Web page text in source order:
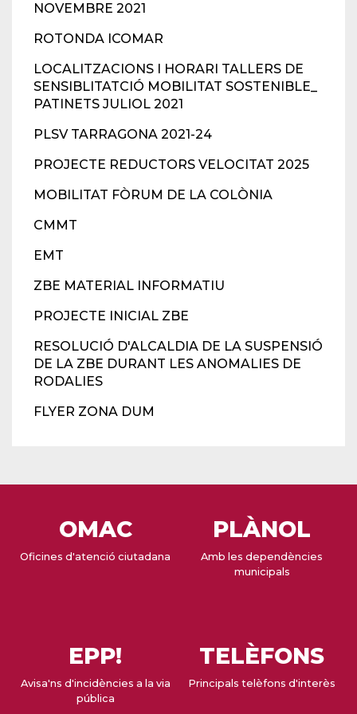
NOVEMBRE 2021
ROTONDA ICOMAR
LOCALITZACIONS I HORARI TALLERS DE
SENSIBLITATCIÓ MOBILITAT SOSTENIBLE_
PATINETS JULIOL 2021
PLSV TARRAGONA 2021-24
PROJECTE REDUCTORS VELOCITAT 2025
MOBILITAT FÒRUM DE LA COLÒNIA
CMMT
EMT
ZBE MATERIAL INFORMATIU
PROJECTE INICIAL ZBE
RESOLUCIÓ D'ALCALDIA DE LA SUSPENSIÓ
DE LA ZBE DURANT LES ANOMALIES DE
RODALIES
FLYER ZONA DUM
OMAC
Oficines d'atenció ciutadana
PLÀNOL
Amb les dependències
municipals
EPP!
Avisa'ns d'incidències a la via
pública
TELÈFONS
Principals telèfons d'interès